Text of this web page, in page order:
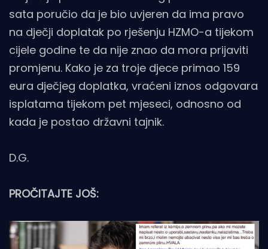
sata poručio da je bio uvjeren da ima pravo
na dječji doplatak po rješenju HZMO-a tijekom
cijele godine te da nije znao da mora prijaviti
promjenu. Kako je za troje djece primao 159
eura dječjeg doplatka, vraćeni iznos odgovara
isplatama tijekom pet mjeseci, odnosno od
kada je postao državni tajnik.
D.G.
PROČITAJTE JOŠ: